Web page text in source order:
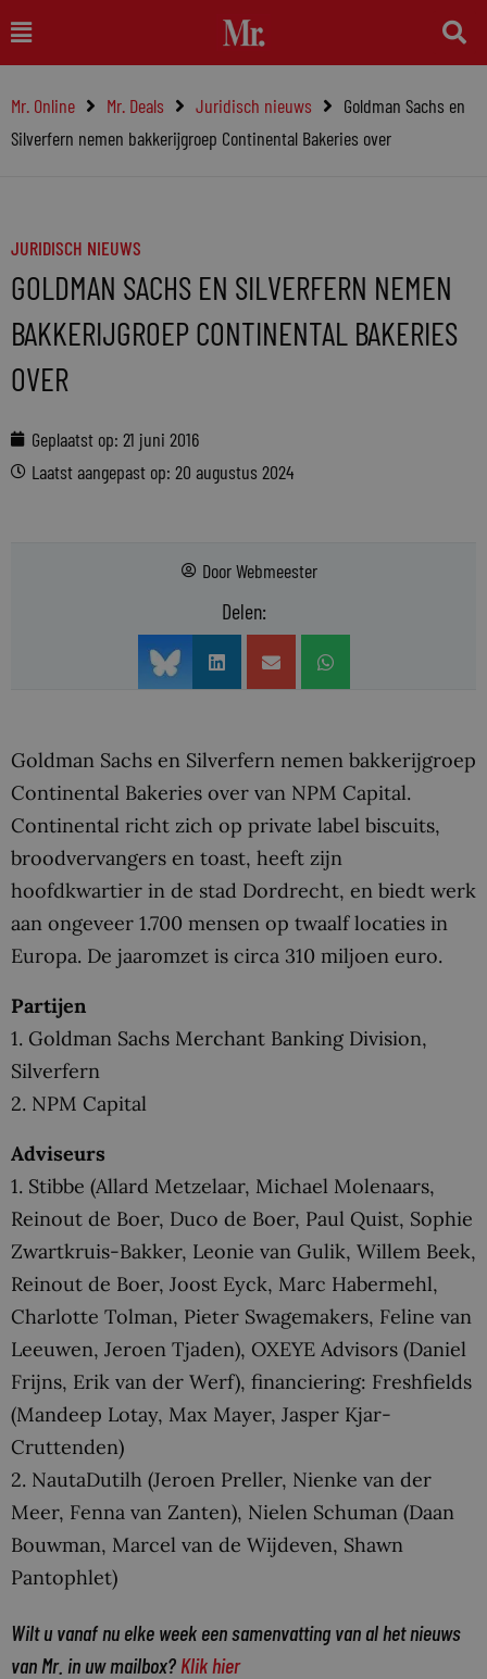
naar
inhoud
Main
Menu
Mr. Online Mr. Deals Juridisch nieuws
Goldman Sachs en
Silverfern nemen bakkerijgroep Continental Bakeries over
JURIDISCH NIEUWS
GOLDMAN SACHS EN SILVERFERN NEMEN
BAKKERIJGROEP CONTINENTAL BAKERIES
OVER
Geplaatst op: 21 juni 2016
Laatst aangepast op: 20 augustus 2024
DoorWebmeester
Delen:
Goldman Sachs en Silverfern nemen bakkerijgroep
Continental Bakeries over van NPM Capital.
Continental richt zich op private label biscuits,
broodvervangers en toast, heeft zijn
hoofdkwartier in de stad Dordrecht, en biedt werk
aan ongeveer 1.700 mensen op twaalf locaties in
Europa. De jaaromzet is circa 310 miljoen euro.
Partijen
1. Goldman Sachs Merchant Banking Division,
Silverfern
2. NPM Capital
Adviseurs
1. Stibbe (Allard Metzelaar, Michael Molenaars,
Reinout de Boer, Duco de Boer, Paul Quist, Sophie
Zwartkruis-Bakker, Leonie van Gulik, Willem Beek,
Reinout de Boer, Joost Eyck, Marc Habermehl,
Charlotte Tolman, Pieter Swagemakers, Feline van
Leeuwen, Jeroen Tjaden), OXEYE Advisors (Daniel
Frijns, Erik van der Werf), financiering: Freshfields
(Mandeep Lotay, Max Mayer, Jasper Kjar-
Cruttenden)
2. NautaDutilh (Jeroen Preller, Nienke van der
Meer, Fenna van Zanten), Nielen Schuman (Daan
Bouwman, Marcel van de Wijdeven, Shawn
Pantophlet)
Wilt u vanaf nu elke week een samenvatting van al het nieuws
van Mr. in uw mailbox? Klik hier